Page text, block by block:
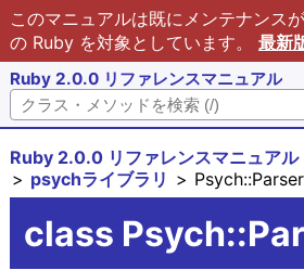
このマニュアルは既にメンテナンス
の Ruby を対象としています。 最新
Ruby 2.0.0 リファレンスマニュアル
Ruby 2.0.0 リファレンスマニュアル
psychライブラリ
class